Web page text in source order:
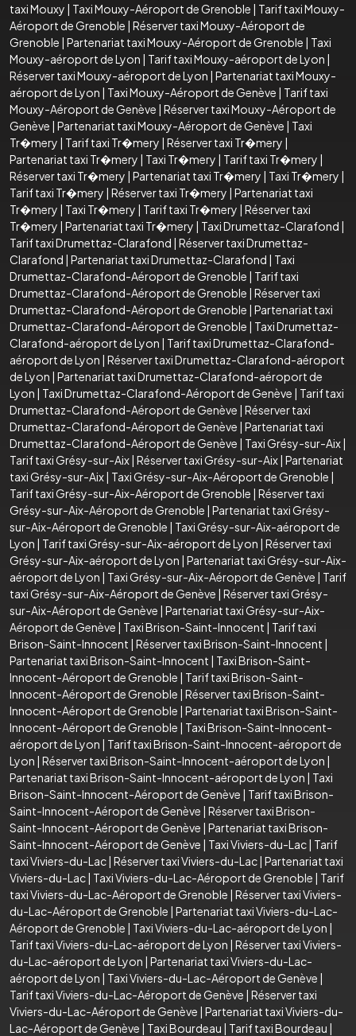
taxi Mouxy | Taxi Mouxy-Aéroport de Grenoble | Tarif taxi Mouxy-
Aéroport de Grenoble | Réserver taxi Mouxy-Aéroport de
Grenoble | Partenariat taxi Mouxy-Aéroport de Grenoble | Taxi
Mouxy-aéroport de Lyon | Tarif taxi Mouxy-aéroport de Lyon |
Réserver taxi Mouxy-aéroport de Lyon | Partenariat taxi Mouxy-
aéroport de Lyon | Taxi Mouxy-Aéroport de Genève | Tarif taxi
Mouxy-Aéroport de Genève | Réserver taxi Mouxy-Aéroport de
Genève | Partenariat taxi Mouxy-Aéroport de Genève | Taxi
Tr�mery | Tarif taxi Tr�mery | Réserver taxi Tr�mery |
Partenariat taxi Tr�mery | Taxi Tr�mery | Tarif taxi Tr�mery |
Réserver taxi Tr�mery | Partenariat taxi Tr�mery | Taxi Tr�mery |
Tarif taxi Tr�mery | Réserver taxi Tr�mery | Partenariat taxi
Tr�mery | Taxi Tr�mery | Tarif taxi Tr�mery | Réserver taxi
Tr�mery | Partenariat taxi Tr�mery | Taxi Drumettaz-Clarafond |
Tarif taxi Drumettaz-Clarafond | Réserver taxi Drumettaz-
Clarafond | Partenariat taxi Drumettaz-Clarafond | Taxi
Drumettaz-Clarafond-Aéroport de Grenoble | Tarif taxi
Drumettaz-Clarafond-Aéroport de Grenoble | Réserver taxi
Drumettaz-Clarafond-Aéroport de Grenoble | Partenariat taxi
Drumettaz-Clarafond-Aéroport de Grenoble | Taxi Drumettaz-
Clarafond-aéroport de Lyon | Tarif taxi Drumettaz-Clarafond-
aéroport de Lyon | Réserver taxi Drumettaz-Clarafond-aéroport
de Lyon | Partenariat taxi Drumettaz-Clarafond-aéroport de
Lyon | Taxi Drumettaz-Clarafond-Aéroport de Genève | Tarif taxi
Drumettaz-Clarafond-Aéroport de Genève | Réserver taxi
Drumettaz-Clarafond-Aéroport de Genève | Partenariat taxi
Drumettaz-Clarafond-Aéroport de Genève | Taxi Grésy-sur-Aix|
Tarif taxi Grésy-sur-Aix| Réserver taxi Grésy-sur-Aix| Partenariat
taxi Grésy-sur-Aix| Taxi Grésy-sur-Aix-Aéroport de Grenoble |
Tarif taxi Grésy-sur-Aix-Aéroport de Grenoble | Réserver taxi
Grésy-sur-Aix-Aéroport de Grenoble | Partenariat taxi Grésy-
sur-Aix-Aéroport de Grenoble | Taxi Grésy-sur-Aix-aéroport de
Lyon | Tarif taxi Grésy-sur-Aix-aéroport de Lyon | Réserver taxi
Grésy-sur-Aix-aéroport de Lyon | Partenariat taxi Grésy-sur-Aix-
aéroport de Lyon | Taxi Grésy-sur-Aix-Aéroport de Genève | Tarif
taxi Grésy-sur-Aix-Aéroport de Genève | Réserver taxi Grésy-
sur-Aix-Aéroport de Genève | Partenariat taxi Grésy-sur-Aix-
Aéroport de Genève | Taxi Brison-Saint-Innocent | Tarif taxi
Brison-Saint-Innocent | Réserver taxi Brison-Saint-Innocent |
Partenariat taxi Brison-Saint-Innocent | Taxi Brison-Saint-
Innocent-Aéroport de Grenoble | Tarif taxi Brison-Saint-
Innocent-Aéroport de Grenoble | Réserver taxi Brison-Saint-
Innocent-Aéroport de Grenoble | Partenariat taxi Brison-Saint-
Innocent-Aéroport de Grenoble | Taxi Brison-Saint-Innocent-
aéroport de Lyon | Tarif taxi Brison-Saint-Innocent-aéroport de
Lyon | Réserver taxi Brison-Saint-Innocent-aéroport de Lyon |
Partenariat taxi Brison-Saint-Innocent-aéroport de Lyon | Taxi
Brison-Saint-Innocent-Aéroport de Genève | Tarif taxi Brison-
Saint-Innocent-Aéroport de Genève | Réserver taxi Brison-
Saint-Innocent-Aéroport de Genève | Partenariat taxi Brison-
Saint-Innocent-Aéroport de Genève | Taxi Viviers-du-Lac| Tarif
taxi Viviers-du-Lac| Réserver taxi Viviers-du-Lac| Partenariat taxi
Viviers-du-Lac| Taxi Viviers-du-Lac-Aéroport de Grenoble | Tarif
taxi Viviers-du-Lac-Aéroport de Grenoble | Réserver taxi Viviers-
du-Lac-Aéroport de Grenoble | Partenariat taxi Viviers-du-Lac-
Aéroport de Grenoble | Taxi Viviers-du-Lac-aéroport de Lyon |
Tarif taxi Viviers-du-Lac-aéroport de Lyon | Réserver taxi Viviers-
du-Lac-aéroport de Lyon | Partenariat taxi Viviers-du-Lac-
aéroport de Lyon | Taxi Viviers-du-Lac-Aéroport de Genève |
Tarif taxi Viviers-du-Lac-Aéroport de Genève | Réserver taxi
Viviers-du-Lac-Aéroport de Genève | Partenariat taxi Viviers-du-
Lac-Aéroport de Genève | Taxi Bourdeau | Tarif taxi Bourdeau |